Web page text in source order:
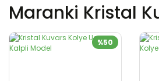
Maranki Kristal
%50